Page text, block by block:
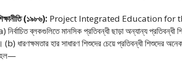
(১৯৮৬): Project Integrated Education for
ব্লকগুলিতে মানসিক প্রতিবন্ধী ছাড়া অন্যান্য প্রতিবন্ধী
ধারণক্ষমতার হার সাধারণ শিশুদের চেয়ে প্রতিবন্ধী শিশুদের
হল—